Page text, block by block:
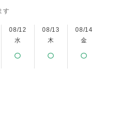
す
08/12
水
08/13
木
08/14
金